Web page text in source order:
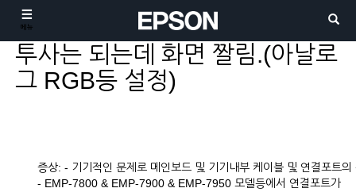
메뉴
투사는 되는데 화면 짤림.(아날로
그 RGB등 설정)
증상: - 기기적인 문제로 메인보드 및 기기내부 케이블 및 연결포트의
- EMP-7800 & EMP-7900 & EMP-7950 모델등에서 연결포트가